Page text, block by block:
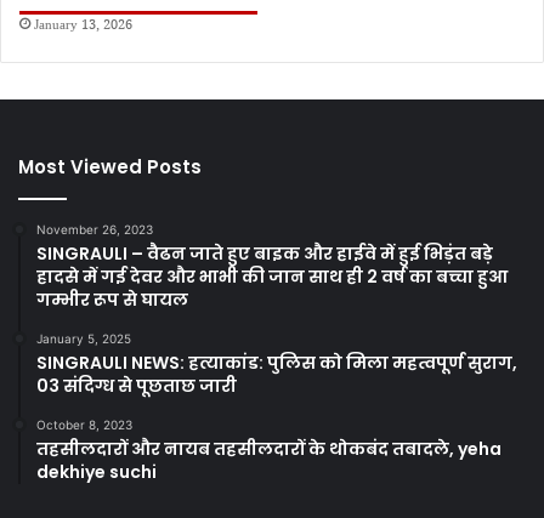
January 13, 2026
Most Viewed Posts
November 26, 2023
SINGRAULI – वैढन जाते हुए बाइक और हाईवे में हुई भिड़ंत बड़े
हादसे में गई देवर और भाभी की जान साथ ही 2 वर्ष का बच्चा हुआ
गम्भीर रूप से घायल
January 5, 2025
SINGRAULI NEWS: हत्याकांड: पुलिस को मिला महत्वपूर्ण सुराग,
03 संदिग्ध से पूछताछ जारी
October 8, 2023
तहसीलदारों और नायब तहसीलदारों के थोकबंद तबादले, yeha
dekhiye suchi